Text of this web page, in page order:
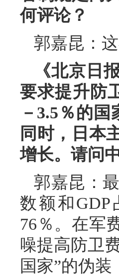
何评论？
郭嘉昆：
《北京日
要求提升防
－3.5％的
同时，日本
增长。请问
郭嘉昆：
数额和
76％。在军
噪提高防卫
国家”的伪